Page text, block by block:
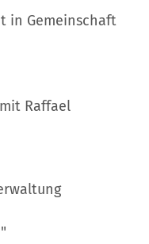
in Gemeinschaft
Raffael